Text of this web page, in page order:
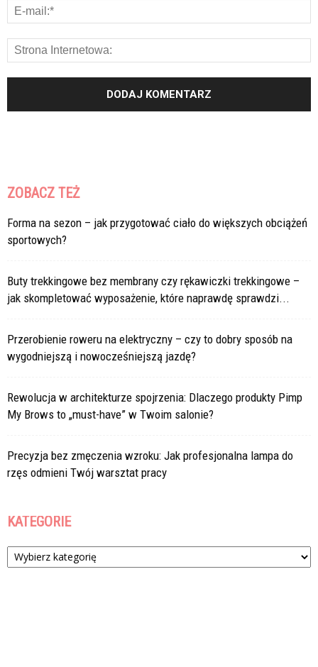
ZOBACZ TEŻ
Forma na sezon – jak przygotować ciało do większych obciążeń
sportowych?
Buty trekkingowe bez membrany czy rękawiczki trekkingowe –
jak skompletować wyposażenie, które naprawdę sprawdzi...
Przerobienie roweru na elektryczny – czy to dobry sposób na
wygodniejszą i nowocześniejszą jazdę?
Rewolucja w architekturze spojrzenia: Dlaczego produkty Pimp
My Brows to „must-have” w Twoim salonie?
Precyzja bez zmęczenia wzroku: Jak profesjonalna lampa do
rzęs odmieni Twój warsztat pracy
KATEGORIE
Kategorie